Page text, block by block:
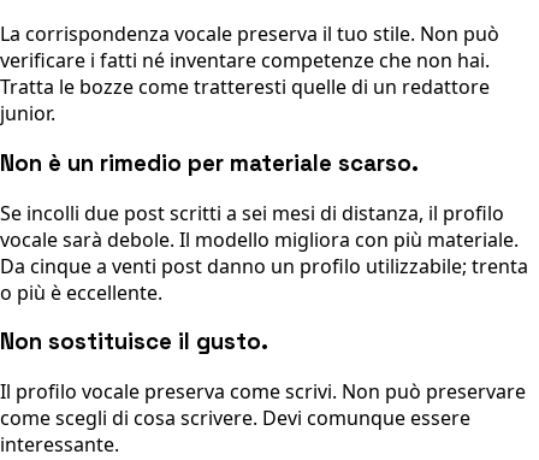
La corrispondenza vocale preserva il tuo stile. Non può
verificare i fatti né inventare competenze che non hai.
Tratta le bozze come tratteresti quelle di un redattore
junior.
Non è un rimedio per materiale scarso.
Se incolli due post scritti a sei mesi di distanza, il profilo
vocale sarà debole. Il modello migliora con più materiale.
Da cinque a venti post danno un profilo utilizzabile; trenta
o più è eccellente.
Non sostituisce il gusto.
Il profilo vocale preserva come scrivi. Non può preservare
come scegli di cosa scrivere. Devi comunque essere
interessante.